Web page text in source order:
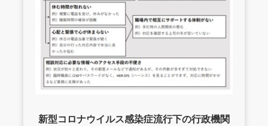
新型コロナウイルス感染症流行下の行政機関